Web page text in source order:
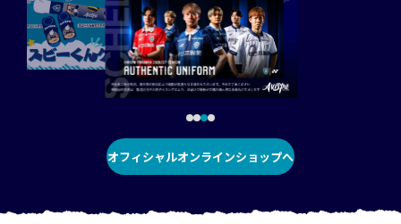
オフィシャルオンラインショップへ